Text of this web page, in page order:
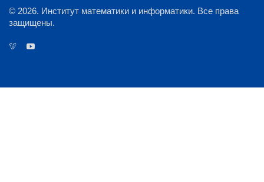
© 2026. Институт математики и информатики. Все права
защищены.